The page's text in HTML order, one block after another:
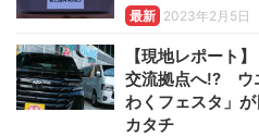
最新 2023年2月5日
【現地レポート
交流拠点へ!? ウ
わくフェスタ」
カタチ